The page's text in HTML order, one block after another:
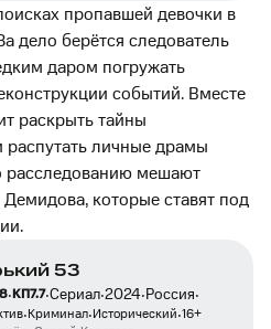
пропавшей девочки в
дело берётся следователь
даром погружать
событий. Вместе
раскрыть тайны
распутать личные драмы
расследованию мешают
которые ставят под
53
·КП7.7·Сериал·2024·Россия·
·Криминал·Исторический·16+